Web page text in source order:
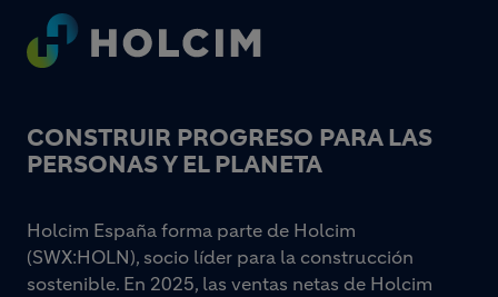
Footer
CONSTRUIR PROGRESO PARA LAS
PERSONAS Y EL PLANETA
Holcim España forma parte de Holcim
(SWX:HOLN), socio líder para la construcción
sostenible. En 2025, las ventas netas de Holcim